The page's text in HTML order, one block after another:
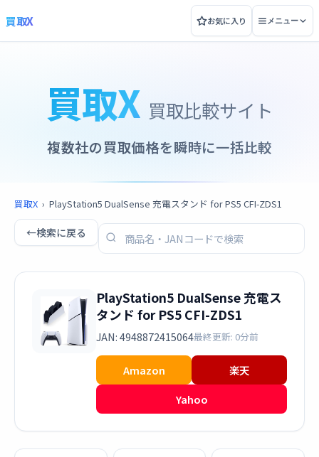
買取X お気に入り メニュー
買取X 買取比較サイト
複数社の買取価格を瞬時に一括比較
買取X › PlayStation5 DualSense 充電スタンド for PS5 CFI-ZDS1
←検索に戻る
PlayStation5 DualSense 充電ス
タンド for PS5 CFI-ZDS1
JAN: 4948872415064最終更新: 0分前
Amazon
楽天
Yahoo